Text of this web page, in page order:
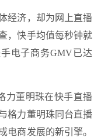
济，却为网上直播
，快手均值每秒钟就
电子商务GMV已达
董明珠在快手直播
格力董明珠同台直播
电商发展的新引擎。